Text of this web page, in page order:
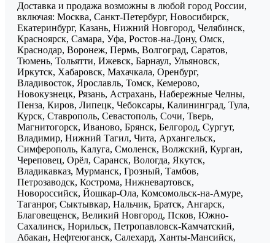
Доставка и продажа возможны в любой город России,
включая: Москва, Санкт-Петербург, Новосибирск,
Екатеринбург, Казань, Нижний Новгород, Челябинск,
Красноярск, Самара, Уфа, Ростов-на-Дону, Омск,
Краснодар, Воронеж, Пермь, Волгоград, Саратов,
Тюмень, Тольятти, Ижевск, Барнаул, Ульяновск,
Иркутск, Хабаровск, Махачкала, Оренбург,
Владивосток, Ярославль, Томск, Кемерово,
Новокузнецк, Рязань, Астрахань, Набережные Челны,
Пенза, Киров, Липецк, Чебоксары, Калининград, Тула,
Курск, Ставрополь, Севастополь, Сочи, Тверь,
Магнитогорск, Иваново, Брянск, Белгород, Сургут,
Владимир, Нижний Тагил, Чита, Архангельск,
Симферополь, Калуга, Смоленск, Волжский, Курган,
Череповец, Орёл, Саранск, Вологда, Якутск,
Владикавказ, Мурманск, Грозный, Тамбов,
Петрозаводск, Кострома, Нижневартовск,
Новороссийск, Йошкар-Ола, Комсомольск-на-Амуре,
Таганрог, Сыктывкар, Нальчик, Братск, Ангарск,
Благовещенск, Великий Новгород, Псков, Южно-
Сахалинск, Норильск, Петропавловск-Камчатский,
Абакан, Нефтеюганск, Салехард, Ханты-Мансийск,